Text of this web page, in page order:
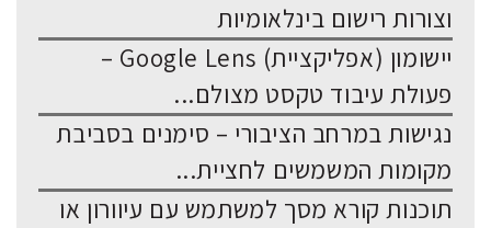
וצורות רישום בינלאומיות
יישומון (אפליקציית) Google Lens –
פעולת עיבוד טקסט מצולם...
נגישות במרחב הציבורי – סימנים בסביבת
מקומות המשמשים לחציית...
תוכנות קורא מסך למשתמש עם עיוורון או